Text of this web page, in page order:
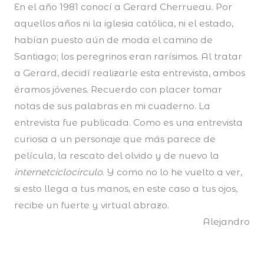
En el año 1981 conocí a Gerard Cherrueau. Por
aquellos años ni la iglesia católica, ni el estado,
habían puesto aún de moda el camino de
Santiago; los peregrinos eran rarísimos. Al tratar
a Gerard, decidí realizarle esta entrevista, ambos
éramos jóvenes. Recuerdo con placer tomar
notas de sus palabras en mi cuaderno. La
entrevista fue publicada. Como es una entrevista
curiosa a un personaje que más parece de
película, la rescato del olvido y de nuevo la
internetciclocirculo. Y como no lo he vuelto a ver,
si esto llega a tus manos, en este caso a tus ojos,
recibe un fuerte y virtual abrazo.
Alejandro